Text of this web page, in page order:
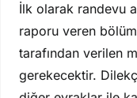
İlk olarak randevu
raporu veren
tarafından verilen
gerekecektir.